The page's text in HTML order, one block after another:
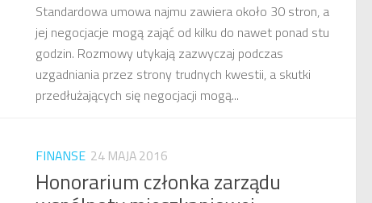
Standardowa umowa najmu zawiera około 30 stron, a
jej negocjacje mogą zająć od kilku do nawet ponad stu
godzin. Rozmowy utykają zazwyczaj podczas
uzgadniania przez strony trudnych kwestii, a skutki
przedłużających się negocjacji mogą...
FINANSE 24 MAJA 2016
Honorarium członka zarządu